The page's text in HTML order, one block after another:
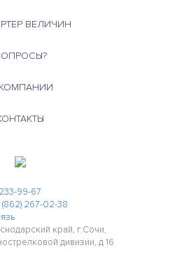
ВЕЛИЧИН
99-67
(862) 267-02-38
край, г.Сочи,
дивизии, д 16